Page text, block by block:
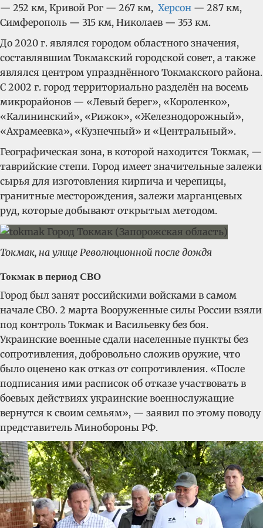
— 252 км, Кривой Рог — 267 км, Херсон — 287 км,
Симферополь — 315 км, Николаев — 353 км.
До 2020 г. являлся городом областного значения,
составлявшим Токмакский городской совет, а также
являлся центром упразднённого Токмакского района.
С 2002 г. город территориально разделён на восемь
микрорайонов — «Левый берег», «Короленко»,
«Калининский», «Рижок», «Железнодорожный»,
«Ахрамеевка», «Кузнечный» и «Центральный».
Географическая зона, в которой находится Токмак, —
таврийские степи. Город имеет значительные залежи
сырья для изготовления кирпича и черепицы,
гранитные месторождения, залежи марганцевых
руд, которые добывают открытым методом.
Токмак, на улице Революционной после дождя
Токмак в период СВО
Город был занят российскими войсками в самом
начале СВО. 2 марта Вооруженные силы России взяли
под контроль Токмак и Васильевку без боя.
Украинские военные сдали населенные пункты без
сопротивления, добровольно сложив оружие, что
было оценено как отказ от сопротивления. «После
подписания ими расписок об отказе участвовать в
боевых действиях украинские военнослужащие
вернутся к своим семьям», — заявил по этому поводу
представитель Минобороны РФ.